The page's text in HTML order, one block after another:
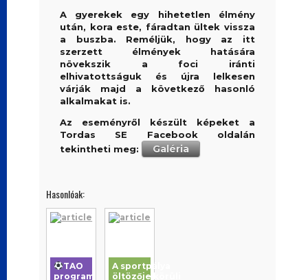
A gyerekek egy hihetetlen élmény
után, kora este, fáradtan ültek vissza
a buszba. Reméljük, hogy az itt
szerzett élmények hatására
növekszik a foci iránti
elhivatottságuk és újra lelkesen
várják majd a következő hasonló
alkalmakat is.
Az eseményről készült képeket a
Tordas SE Facebook oldalán
tekintheti meg:
Galéria
Hasonlóak:
TAO
program
A sportpálya
öltözője körüli